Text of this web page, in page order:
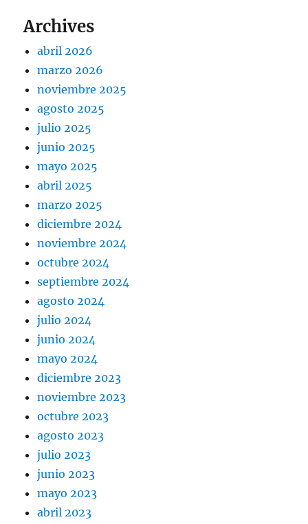
Archives
abril 2026
marzo 2026
noviembre 2025
agosto 2025
julio 2025
junio 2025
mayo 2025
abril 2025
marzo 2025
diciembre 2024
noviembre 2024
octubre 2024
septiembre 2024
agosto 2024
julio 2024
junio 2024
mayo 2024
diciembre 2023
noviembre 2023
octubre 2023
agosto 2023
julio 2023
junio 2023
mayo 2023
abril 2023